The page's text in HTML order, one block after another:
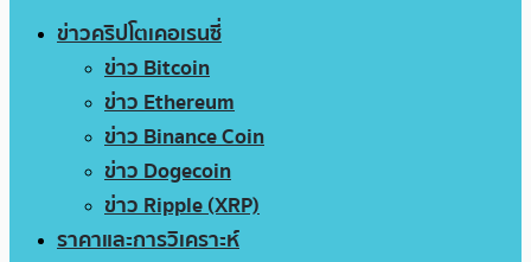
ข่าวคริปโตเคอเรนซี่
ข่าว Bitcoin
ข่าว Ethereum
ข่าว Binance Coin
ข่าว Dogecoin
ข่าว Ripple (XRP)
ราคาและการวิเคราะห์